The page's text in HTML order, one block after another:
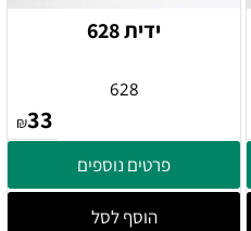
ידית 628
628
₪33
פרטים נוספים
הוסף לסל